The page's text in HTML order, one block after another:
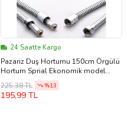
24 Saatte Kargo
Pazariz Duş Hortumu 150cm Örgülü
Hortum Sprial Ekonomik model
225,38 TL %13
195,99 TL